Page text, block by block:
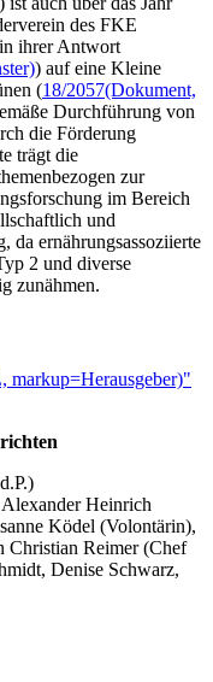
des FKE
ihrer Antwort
) auf eine Kleine
(18/2057(Dokument,
Durchführung von
die Förderung
trägt die
zur
im Bereich
und
da ernährungsassoziierte
2 und diverse
zunähmen.
Heinrich
Ködel (Volontärin),
Christian Reimer (Chef
Denise Schwarz,